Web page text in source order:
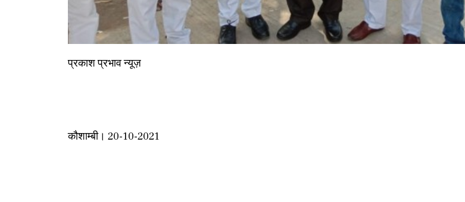
प्रकाश प्रभाव न्यूज़
कौशाम्बी। 20-10-2021